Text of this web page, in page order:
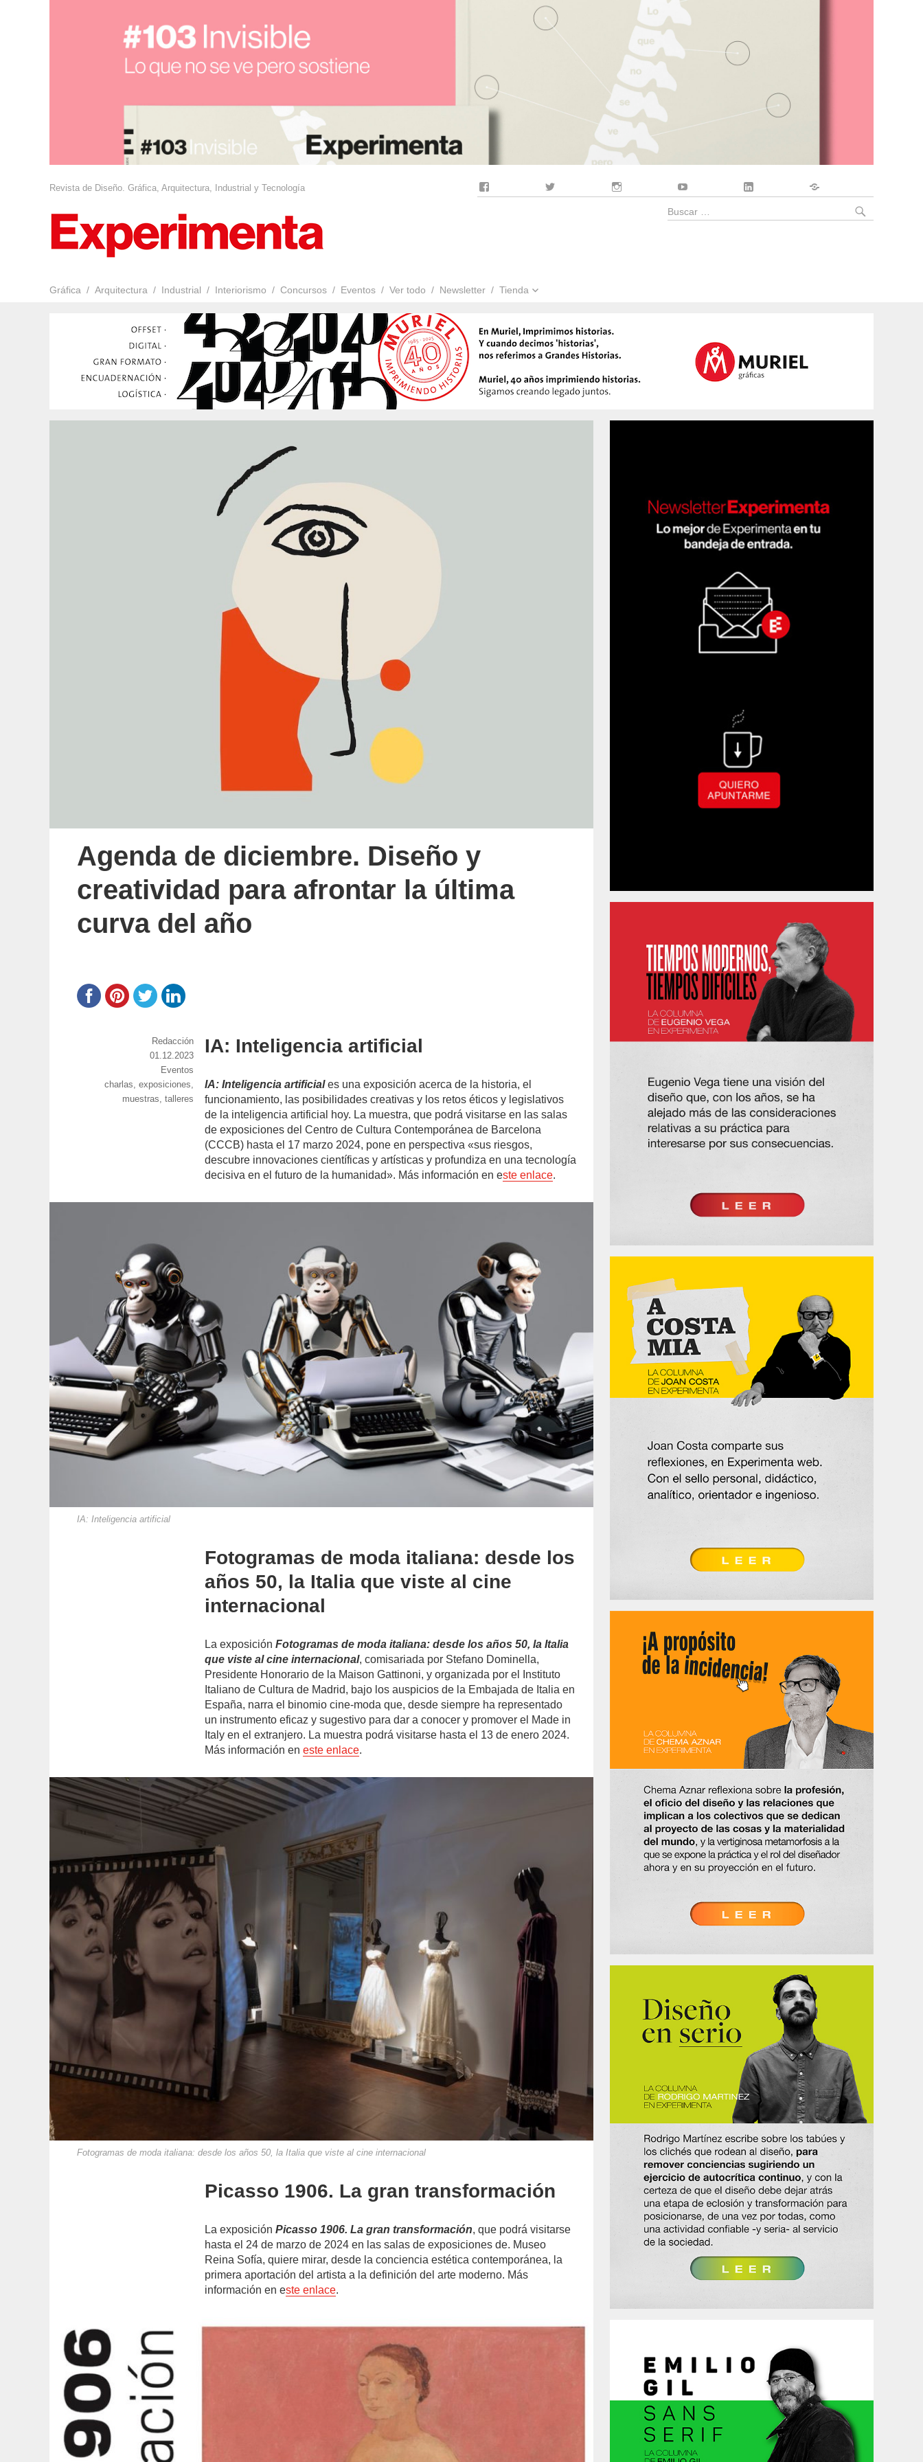
Revista de Diseño. Gráfica, Arquitectura, Industrial y Tecnología
Gráfica Arquitectura Industrial Interiorismo Concursos Eventos Ver todo Newsletter Tienda
Buscar
Agenda de diciembre. Diseño y
creatividad para afrontar la última
curva del año
IA: Inteligencia artificial
IA: Inteligencia artificiales una exposición acerca de la historia, el
funcionamiento, las posibilidades creativas y los retos éticos y legislativos
de la inteligencia artificial hoy. La muestra, que podrá visitarse en las salas
de exposiciones del Centro de Cultura Contemporánea de Barcelona
(CCCB) hasta el 17 marzo 2024, pone en perspectiva «sus riesgos,
descubre innovaciones científicas y artísticas y profundiza en una tecnología
decisiva en el futuro de la humanidad». Más información en este enlace.
IA: Inteligencia artificial
Fotogramas de moda italiana: desde los
años 50, la Ita­lia que viste al cine
internacional
La exposiciónFotogramas de moda italiana: desde los años 50, la Ita­lia
que viste al cine internacional, comisariada por Stefano Dominella,
Presidente Honorario de la Maison Gattinoni, y organizada por el Institu­to
Italiano de Cultura de Madrid, bajo los auspicios de la Embajada de Italia en
España, narra el binomio cine-moda que, desde siempre ha representado
un instrumento eficaz y sugestivo para dar a co­nocer y promover el Made in
Italy en el extranjero. La muestra podrá visitarse hasta el 13 de enero 2024.
Más información eneste enlace.
Fotogramas de moda italiana: desde los años 50, la Ita­lia que viste al cine internacional
Picasso 1906. La gran transformación
La exposiciónPicasso 1906. La gran transformación, que podrá visitarse
hasta el 24 de marzo de 2024 en las salas de exposiciones de. Museo
Reina Sofía, quiere mirar, desde la conciencia estética contemporánea, la
primera aportación del artista a la definición del arte moderno. Más
información en este enlace.
https://www.experimenta.es/author/redaccion/
Redacción
Publicado
01.12.2023
Categorías
Eventos
Etiquetas
charlas,exposiciones,
muestras,talleres